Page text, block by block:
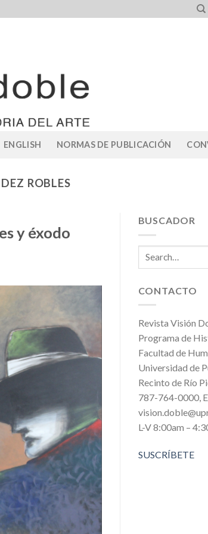
ENGLISH NORMAS DE PUBLICACIÓN
ROBLES
y éxodo
BUSCADOR
CONTACTO
Revista Visión
Programa de
Facultad de
Universidad de
Recinto de Río
787-764-0000,
L-V 8:00am –
SUSCRÍBETE